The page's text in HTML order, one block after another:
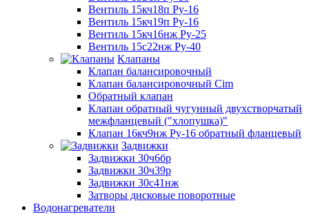
Вентиль 15кч18п Ру-16
Вентиль 15кч19п Ру-16
Вентиль 15кч16нж Ру-25
Вентиль 15с22нж Ру-40
Клапаны
Клапан балансировочный
Клапан балансировочный Cim
Обратный клапан
Клапан обратный чугунный двухстворчатый
межфланцевый ("хлопушка)"
Клапан 16кч9нж Ру-16 обратный фланцевый
Задвижки
Задвижки 30ч6бр
Задвижки 30ч39р
Задвижки 30с41нж
Затворы дисковые поворотные
Водонагреватели